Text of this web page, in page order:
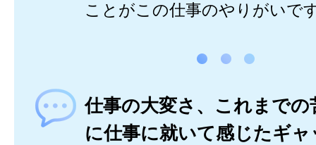
ことがこの仕事のやりがいで
仕事の大変さ、これまでの
に仕事に就いて感じたギ